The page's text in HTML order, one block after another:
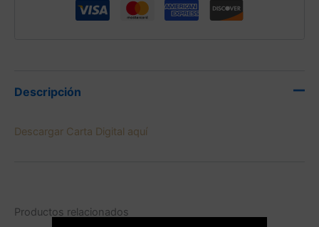
Descripción
Descargar Carta Digital aquí
Productos relacionados